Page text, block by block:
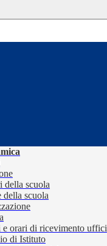
della scuola
della scuola
e orari di ricevimento uffici
di Istituto